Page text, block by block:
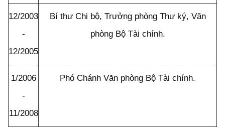
12/2003
-
12/2005
Bí thư Chi bộ, Trưởng phòng Thư ký, Văn
phòng Bộ Tài chính.
1/2006
-
11/2008
Phó Chánh Văn phòng Bộ Tài chính.